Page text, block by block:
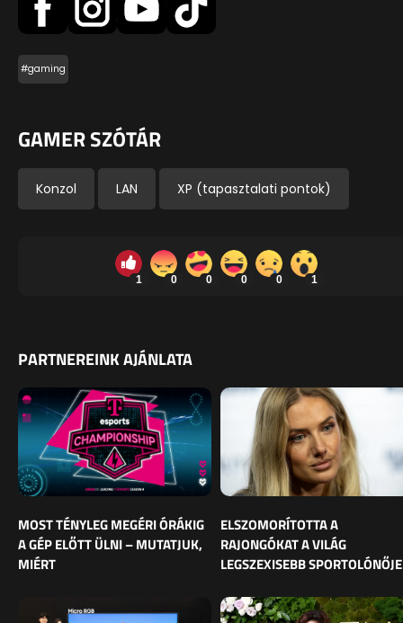
#gaming
GAMER SZÓTÁR
Konzol LAN XP (tapasztalati pontok)
1 0 0 0 0 1
PARTNEREINK AJÁNLATA
MOST TÉNYLEG MEGÉRI ÓRÁKIG
A GÉP ELŐTT ÜLNI – MUTATJUK,
MIÉRT
ELSZOMORÍTOTTA A
RAJONGÓKAT A VILÁG
LEGSZEXISEBB SPORTOLÓNŐJE